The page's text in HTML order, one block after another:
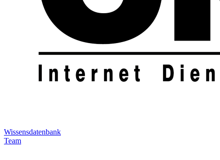
Wissensdatenbank
Team